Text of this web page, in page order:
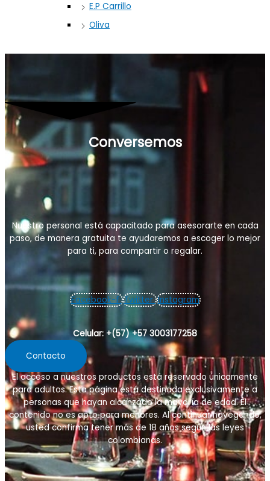
E.P Carrillo
Oliva
Conversemos
Nuestro personal está capacitado para asesorarte en cada
paso, de manera gratuita te ayudaremos a escoger lo mejor
para ti, para compartir o regalar.
Facebook-f Twitter Instagram
Celular: +(57) +57 3003177258
Contacto
El acceso a nuestros productos está reservado únicamente
para adultos. Esta página está destinada exclusivamente a
personas que hayan alcanzado la mayoría de edad. El
contenido no es apto para menores. Al continuar navegando,
usted confirma tener más de 18 añossegún las leyes
colombianas.